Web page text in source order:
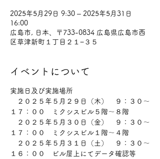
2025年5月29日 9:30 – 2025年5月31日
16:00
広島市, 日本、〒733-0834 広島県広島市西
区草津新町１丁目２１−３５
イベントについて
実施日及び実施場所
２０２５年５月２９日（木）　９：３０～
１７：００　ミクシスビル５階～８階
２０２５年５月３０日（金）　９：３０～
１７：００　ミクシスビル１階～４階
２０２５年５月３１日（土）　９：３０～
１６：００　ビル屋上にてデータ確認等